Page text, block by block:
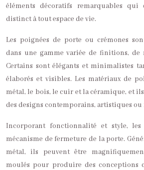
éléments décoratifs remarquables qui
distinct à tout espace de vie.
Les poignées de porte ou crémones
dans une gamme variée de finitions, de
Certains sont élégants et minimalistes
élaborés et visibles. Les matériaux de
métal, le bois, le cuir et la céramique, et
des designs contemporains, artistiques ou
Incorporant fonctionnalité et style, les
mécanisme de fermeture de la porte.
métal, ils peuvent être
moulés pour produire des conceptions